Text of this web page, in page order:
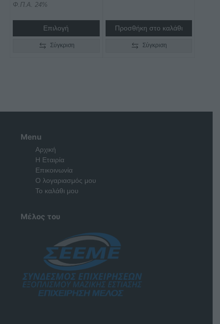
Φ.Π.Α. 24%
Επιλογή
Σύγκριση
Προσθήκη στο καλάθι
Σύγκριση
Menu
Αρχική
Η Εταιρία
Επικοινωνία
Ο λογαριασμός μου
Το καλάθι μου
Μέλος του